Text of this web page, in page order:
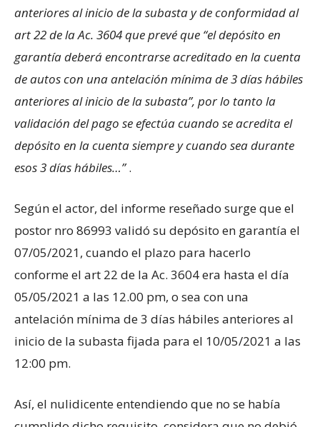
anteriores al inicio de la subasta y de conformidad al
art 22 de la Ac. 3604 que prevé que “el depósito en
garantía deberá encontrarse acreditado en la cuenta
de autos con una antelación mínima de 3 días hábiles
anteriores al inicio de la subasta”, por lo tanto la
validación del pago se efectúa cuando se acredita el
depósito en la cuenta siempre y cuando sea durante
esos 3 días hábiles…”.
Según el actor, del informe reseñado surge que el
postor nro 86993 validó su depósito en garantía el
07/05/2021, cuando el plazo para hacerlo
conforme el art 22 de la Ac. 3604 era hasta el día
05/05/2021 a las 12.00 pm, o sea con una
antelación mínima de 3 días hábiles anteriores al
inicio de la subasta fijada para el 10/05/2021 a las
12:00 pm.
Así, el nulidicente entendiendo que no se había